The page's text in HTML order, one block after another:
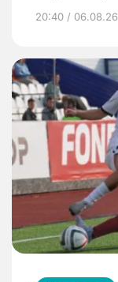
20:40 / 06.08.26